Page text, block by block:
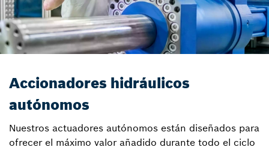
Accionadores hidráulicos
autónomos
Nuestros actuadores autónomos están diseñados para
ofrecer el máximo valor añadido durante todo el ciclo